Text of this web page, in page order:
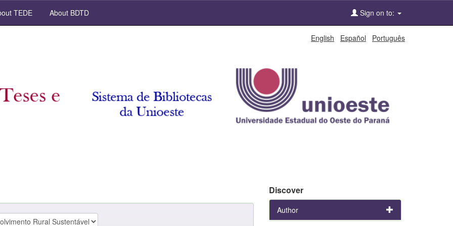
TEDE About BDTD Sign on to:
English Español Português
Discover
Author